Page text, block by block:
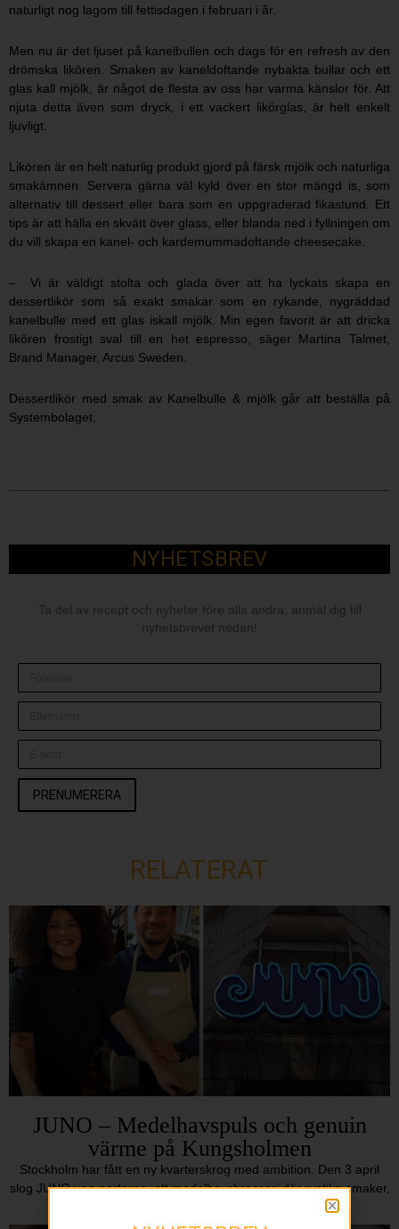
naturligt nog lagom till fettisdagen i februari i år.
Men nu är det ljuset på kanelbullen och dags för en refresh av den
drömska likören. Smaken av kaneldoftande nybakta bullar och ett
glas kall mjölk, är något de flesta av oss har varma känslor för. Att
njuta detta även som dryck, i ett vackert likörglas, är helt enkelt
ljuvligt.
Likören är en helt naturlig produkt gjord på färsk mjölk och naturliga
smakämnen. Servera gärna väl kyld över en stor mängd is, som
alternativ till dessert eller bara som en uppgraderad fikastund. Ett
tips är att hälla en skvätt över glass, eller blanda ned i fyllningen om
du vill skapa en kanel- och kardemummadoftande cheesecake.
– Vi är väldigt stolta och glada över att ha lyckats skapa en
dessertlikör som så exakt smakar som en rykande, nygräddad
kanelbulle med ett glas iskall mjölk. Min egen favorit är att dricka
likören frostigt sval till en het espresso, säger Martina Talmet,
Brand Manager, Arcus Sweden.
Dessertlikör med smak av Kanelbulle & mjölk går att beställa på
Systembolaget.
NYHETSBREV
Ta del av recept och nyheter före alla andra, anmäl dig till
nyhetsbrevet nedan!
PRENUMERERA
RELATERAT
JUNO – Medelhavspuls och genuin
värme på Kungsholmen
Stockholm har fått en ny kvarterskrog med ambition. Den 3 april
slog JUNO upp portarna, ett medelhavsbrasseri där rustika smaker,